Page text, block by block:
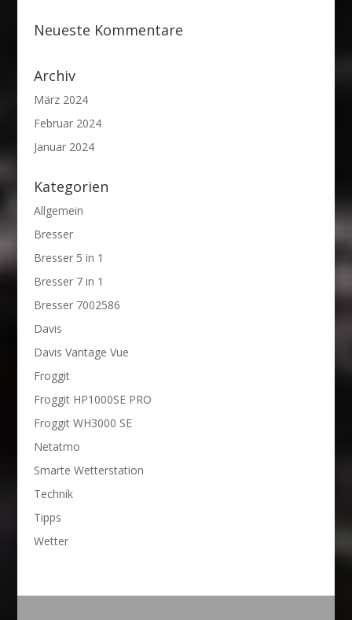
Neueste Kommentare
Archiv
März 2024
Februar 2024
Januar 2024
Kategorien
Allgemein
Bresser
Bresser 5 in 1
Bresser 7 in 1
Bresser 7002586
Davis
Davis Vantage Vue
Froggit
Froggit HP1000SE PRO
Froggit WH3000 SE
Netatmo
Smarte Wetterstation
Technik
Tipps
Wetter